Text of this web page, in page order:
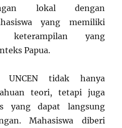
lokal dengan
yang memiliki
keterampilan yang
Papua.
tidak hanya
teori, tetapi juga
yang dapat langsung
Mahasiswa diberi